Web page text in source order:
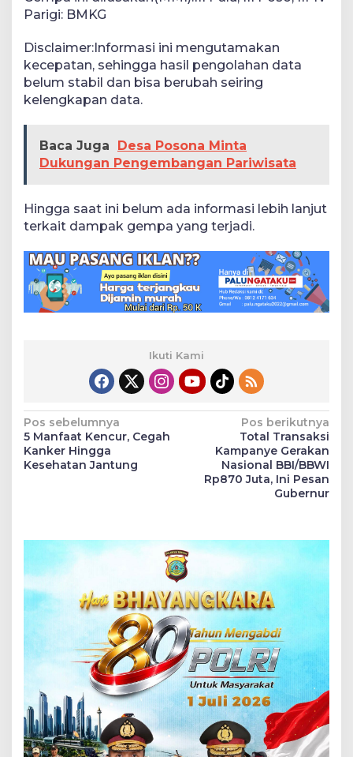
Parigi: BMKG
Disclaimer:Informasi ini mengutamakan
kecepatan, sehingga hasil pengolahan data
belum stabil dan bisa berubah seiring
kelengkapan data.
Baca Juga
Desa Posona Minta
Dukungan Pengembangan Pariwisata
Hingga saat ini belum ada informasi lebih lanjut
terkait dampak gempa yang terjadi.
Ikuti Kami
Navigasi
pos
Pos sebelumnya
5 Manfaat Kencur, Cegah
Kanker Hingga
Kesehatan Jantung
Pos berikutnya
Total Transaksi
Kampanye Gerakan
Nasional BBI/BBWI
Rp870 Juta, Ini Pesan
Gubernur